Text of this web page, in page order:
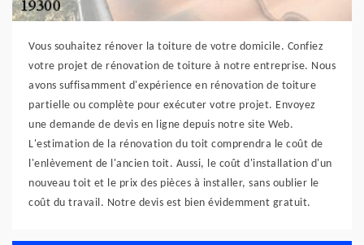
Vous souhaitez rénover la toiture de votre domicile. Confiez
votre projet de rénovation de toiture à notre entreprise. Nous
avons suffisamment d'expérience en rénovation de toiture
partielle ou complète pour exécuter votre projet. Envoyez
une demande de devis en ligne depuis notre site Web.
L'estimation de la rénovation du toit comprendra le coût de
l'enlèvement de l'ancien toit. Aussi, le coût d'installation d'un
nouveau toit et le prix des pièces à installer, sans oublier le
coût du travail. Notre devis est bien évidemment gratuit.